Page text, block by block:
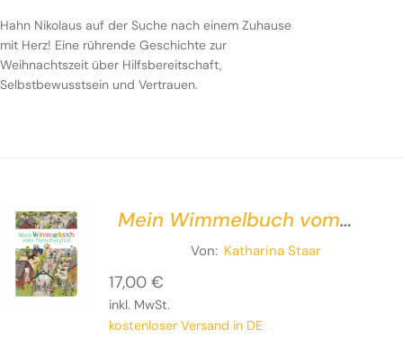
Hahn Nikolaus auf der Suche nach einem Zuhause
mit Herz! Eine rührende Geschichte zur
Weihnachtszeit über Hilfsbereitschaft,
Selbstbewusstsein und Vertrauen.
Mein Wimmelbuch vom
Tierschutzhof
Von: Katharina Staar
17,00 €
inkl. MwSt.
kostenloser Versand in DE